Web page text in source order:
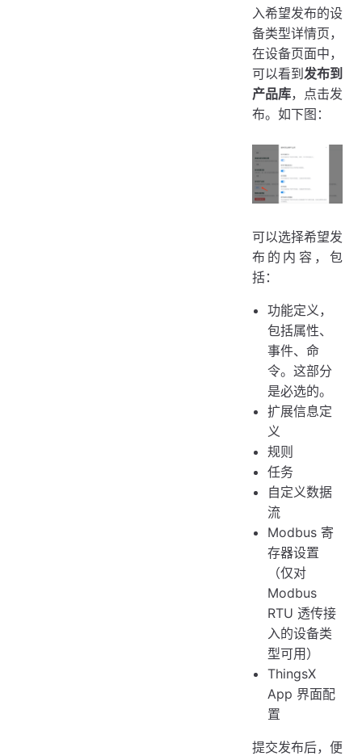
入希望发布的设
备类型详情页，
在设备页面中，
可以看到 发布到
产品库，点击发
布。如下图：
可以选择希望发
布的内容，包
括：
功能定义，
包括属性、
事件、命
令。这部分
是必选的。
扩展信息定
义
规则
任务
自定义数据
流
Modbus 寄
存器设置
（仅对
Modbus
RTU 透传接
入的设备类
型可用）
ThingsX
App 界面配
置
提交发布后，便